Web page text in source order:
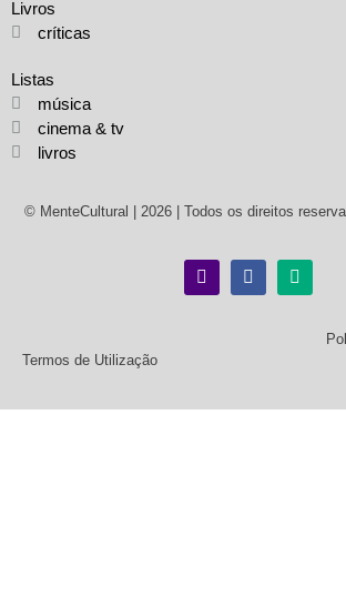
Livros
críticas
Listas
música
cinema & tv
livros
© MenteCultural | 2026 | Todos os direitos
Termos de Utilização